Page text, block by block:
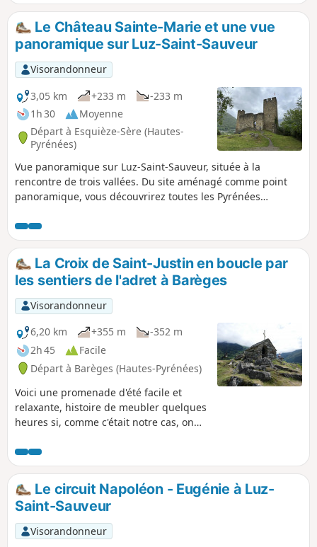
Le Château Sainte-Marie et une vue
panoramique sur Luz-Saint-Sauveur
Visorandonneur
3,05 km
+233 m
-233 m
1h 30
Moyenne
Départ à Esquièze-Sère (Hautes-
Pyrénées)
Vue panoramique sur Luz-Saint-Sauveur, située à la
rencontre de trois vallées. Du site aménagé comme point
panoramique, vous découvrirez toutes les Pyrénées
La Croix de Saint-Justin en boucle par
les sentiers de l'adret à Barèges
Visorandonneur
6,20 km
+355 m
-352 m
2h 45
Facile
Départ à Barèges (Hautes-Pyrénées)
Voici une promenade d'été facile et
relaxante, histoire de meubler quelques
heures si, comme c'était notre cas, on
faire une première découverte de ce
village quand on vient de s'y installer
pour quelques jours. C'est aussi une
bonne mise en jambes avant de partir
pour l'une ou l'autre des randonnées
plus sportives que propose la station
dans la Réserve Naturelle de Néouvielle
Le circuit Napoléon - Eugénie à Luz-
Saint-Sauveur
Visorandonneur